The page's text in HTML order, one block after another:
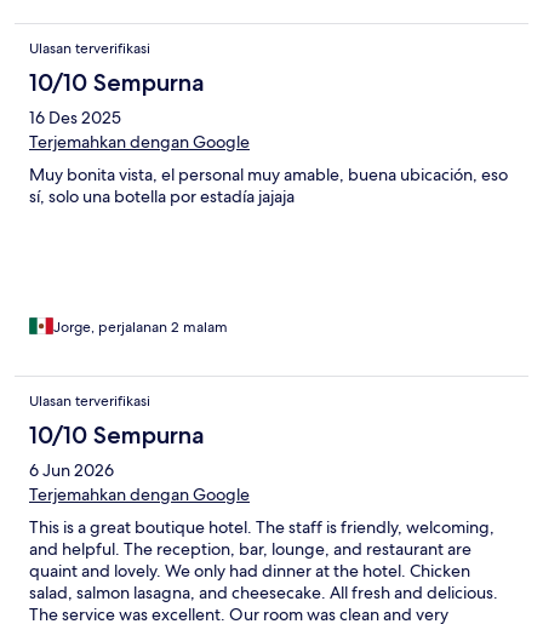
Ulasan terverifikasi
10/10 Sempurna
16 Des 2025
Terjemahkan dengan Google
Muy bonita vista, el personal muy amable, buena ubicación, eso
sí, solo una botella por estadía jajaja
Jorge, perjalanan 2 malam
Ulasan terverifikasi
10/10 Sempurna
6 Jun 2026
Terjemahkan dengan Google
This is a great boutique hotel. The staff is friendly, welcoming,
and helpful. The reception, bar, lounge, and restaurant are
quaint and lovely. We only had dinner at the hotel. Chicken
salad, salmon lasagna, and cheesecake. All fresh and delicious.
The service was excellent. Our room was clean and very